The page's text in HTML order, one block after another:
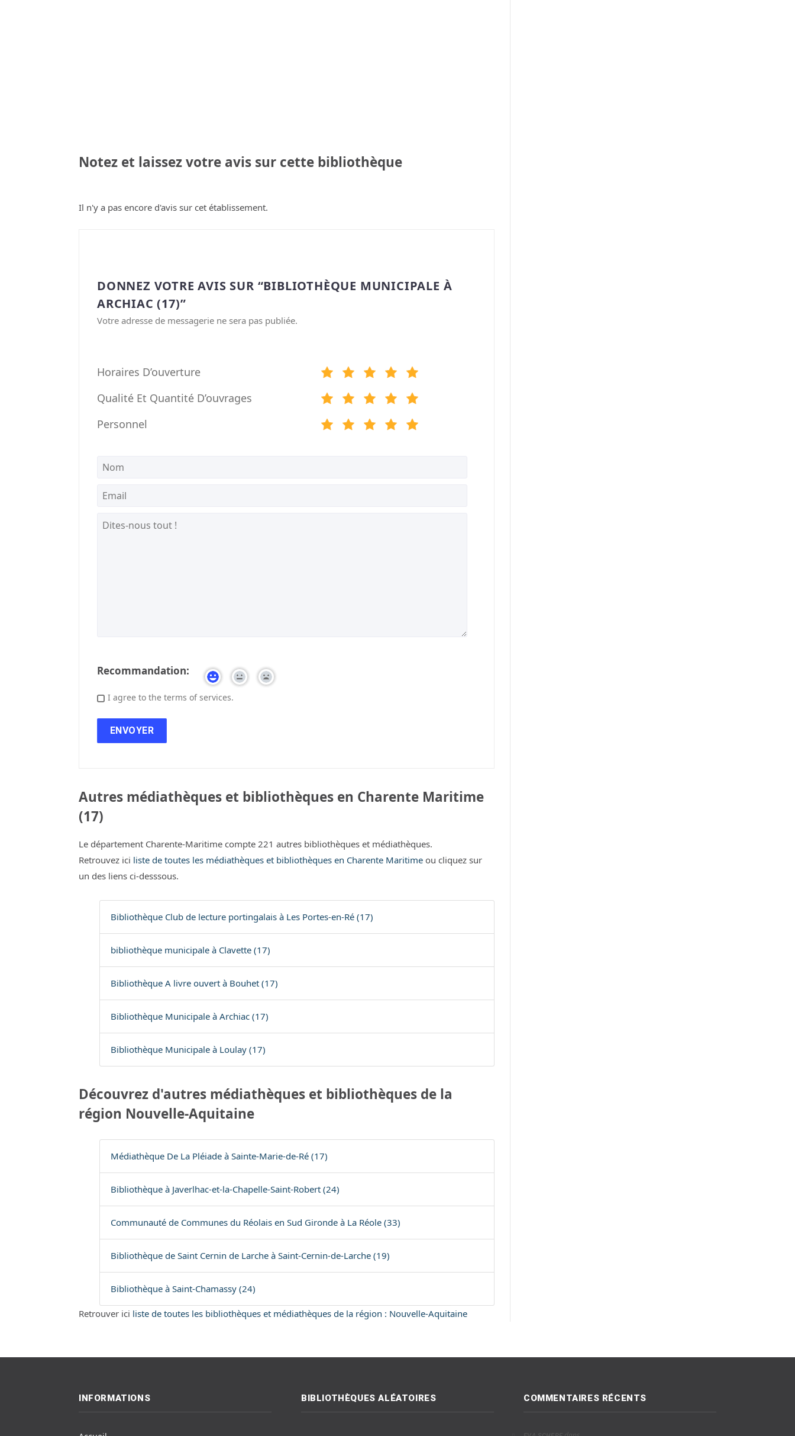
Notez et laissez votre avis sur cette bibliothèque
Il n'y a pas encore d'avis sur cet établissement.
DONNEZ VOTRE AVIS SUR “BIBLIOTHÈQUE MUNICIPALE À
ARCHIAC (17)”
Votre adresse de messagerie ne sera pas publiée.
Horaires D’ouverture
Qualité Et Quantité D’ouvrages
Personnel
Recommandation:
I agree to the terms of services.
Autres médiathèques et bibliothèques en Charente Maritime
(17)
Le département Charente-Maritime compte 221 autres bibliothèques et médiathèques.
Retrouvez ici liste de toutes les médiathèques et bibliothèques en Charente Maritime ou cliquez sur
un des liens ci-desssous.
Bibliothèque Club de lecture portingalais à Les Portes-en-Ré (17)
bibliothèque municipale à Clavette (17)
Bibliothèque A livre ouvert à Bouhet (17)
Bibliothèque Municipale à Archiac (17)
Bibliothèque Municipale à Loulay (17)
Découvrez d'autres médiathèques et bibliothèques de la
région Nouvelle-Aquitaine
Médiathèque De La Pléiade à Sainte-Marie-de-Ré (17)
Bibliothèque à Javerlhac-et-la-Chapelle-Saint-Robert (24)
Communauté de Communes du Réolais en Sud Gironde à La Réole (33)
Bibliothèque de Saint Cernin de Larche à Saint-Cernin-de-Larche (19)
Bibliothèque à Saint-Chamassy (24)
Retrouver ici liste de toutes les bibliothèques et médiathèques de la région : Nouvelle-Aquitaine
INFORMATIONS BIBLIOTHÈQUES ALÉATOIRES COMMENTAIRES RÉCENTS